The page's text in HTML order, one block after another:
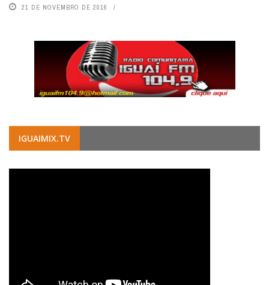
21 DE NOVEMBRO DE 2016
IGUAIMIX.TV